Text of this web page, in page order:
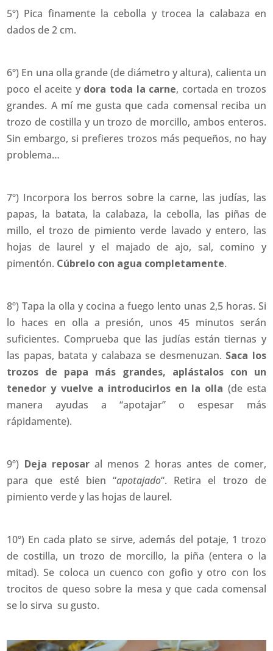
5º) Pica finamente la cebolla y trocea la calabaza en
dados de 2 cm.
6º) En una olla grande (de diámetro y altura), calienta un
poco el aceite y dora toda la carne, cortada en trozos
grandes. A mí me gusta que cada comensal reciba un
trozo de costilla y un trozo de morcillo, ambos enteros.
Sin embargo, si prefieres trozos más pequeños, no hay
problema…
7º) Incorpora los berros sobre la carne, las judías, las
papas, la batata, la calabaza, la cebolla, las piñas de
millo, el trozo de pimiento verde lavado y entero, las
hojas de laurel y el majado de ajo, sal, comino y
pimentón. Cúbrelo con agua completamente.
8º) Tapa la olla y cocina a fuego lento unas 2,5 horas. Si
lo haces en olla a presión, unos 45 minutos serán
suficientes. Comprueba que las judías están tiernas y
las papas, batata y calabaza se desmenuzan. Saca los
trozos de papa más grandes, aplástalos con un
tenedor y vuelve a introducirlos en la olla (de esta
manera ayudas a “apotajar” o espesar más
rápidamente).
9º) Deja reposaral menos 2 horas antes de comer,
para que esté bien “apotajado“. Retira el trozo de
pimiento verde y las hojas de laurel.
10º) En cada plato se sirve, además del potaje, 1 trozo
de costilla, un trozo de morcillo, la piña (entera o la
mitad). Se coloca un cuenco con gofio y otro con los
trocitos de queso sobre la mesa y que cada comensal
se lo sirva su gusto.